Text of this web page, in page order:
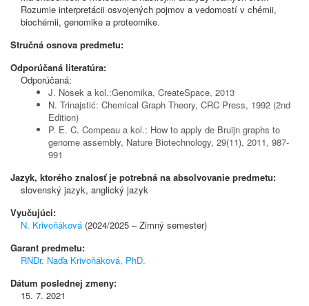
Rozumie interpretácii osvojených pojmov a vedomostí v chémii,
biochémii, genomike a proteomike.
Stručná osnova predmetu:
Odporúčaná literatúra:
Odporúčaná:
J. Nosek a kol.:Genomika, CreateSpace, 2013
N. Trinajstić: Chemical Graph Theory, CRC Press, 1992 (2nd
Edition)
P. E. C. Compeau a kol.: How to apply de Bruijn graphs to
genome assembly, Nature Biotechnology, 29(11), 2011, 987-
991
Jazyk, ktorého znalosť je potrebná na absolvovanie predmetu:
slovenský jazyk, anglický jazyk
Vyučujúci:
N. Krivoňáková (2024/2025 – Zimný semester)
Garant predmetu:
RNDr. Naďa Krivoňáková, PhD.
Dátum poslednej zmeny:
15. 7. 2021